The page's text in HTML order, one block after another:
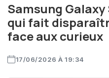
Samsung Galaxy
qui fait
face aux curieux
17/06/2026 À 19:34